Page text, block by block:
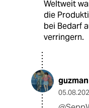
Weltweit
die
bei Bedarf
verringern.
guzman